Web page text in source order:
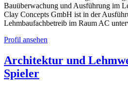
Bauüberwachung und Ausführung im
Clay Concepts GmbH ist in der
Lehmbaufachbetreib im Raum AC
Profil ansehen
Architektur und
Spieler